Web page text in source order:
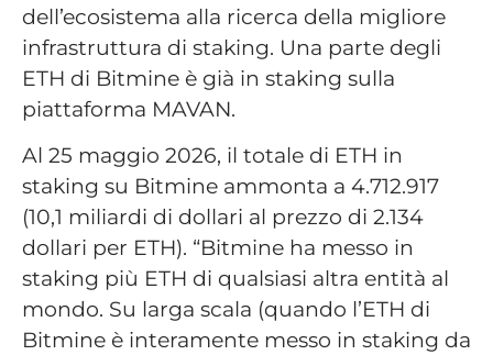
dell’ecosistema alla ricerca della migliore
infrastruttura di staking. Una parte degli
ETH di Bitmine è già in staking sulla
piattaforma MAVAN.
Al 25 maggio 2026, il totale di ETH in
staking su Bitmine ammonta a 4.712.917
(10,1 miliardi di dollari al prezzo di 2.134
dollari per ETH). “Bitmine ha messo in
staking più ETH di qualsiasi altra entità al
mondo. Su larga scala (quando l’ETH di
Bitmine è interamente messo in staking da